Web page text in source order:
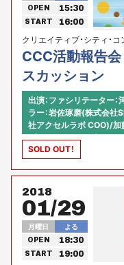
OPEN 15:30
START 16:00
クリエイティブ・シティ・
ルディスカッション開催
CCC活動報告会
スカッション
出演：ファシリテーター
ラー：岩佐琢磨(株式会
社アクセルラボ COO)/
プロジェクト推進部イ
SOLD OUT！
2018
01/29
月曜日 よる
OPEN 18:30
START 19:00